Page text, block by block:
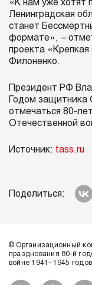
«К нам уже хотят
Ленинградская
станет
формате», –
проекта
Филоненко.
Президент РФ
Годом защитника
отмечаться 80-
Отечественной
Источник: tass.ru
Поделиться:
© Организационный
празднования 80-й
войне 1941–1945